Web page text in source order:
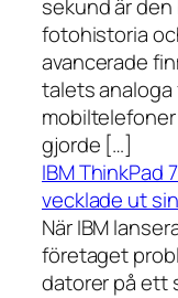
sekund är
fotohistoria
avancerade
talets analoga
gjorde […]
IBM ThinkPad
vecklade ut
När IBM
företaget
datorer på ett